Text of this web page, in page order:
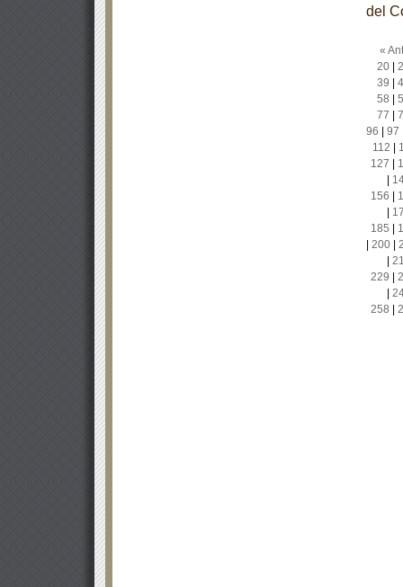
del
«
20|
39
58
77
96
97
112
127
156
185
200|
229
258